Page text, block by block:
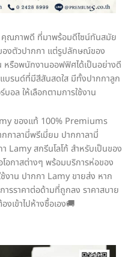
ภาพดี ที่มาพร้อมดีไซน์ทันสมัย
งตัวปากกา แต่รูปลักษณ์ของ
หรือพนักงานออฟฟิศได้เป็นอย่างดี
บรนด์ที่มีสีสันสดใส มีทั้งปากกาลูก
อล ให้เลือกตามการใช้งาน
ของแท้ 100% Premiums
กาลามี่พรีเมี่ยม ปากกาลามี่
Lamy สกรีนโลโก้ สำหรับเป็นของ
อกาสต่างๆ พร้อมบริการห่อของ
าน ปากกา Lamy ขายส่ง หาก
รราคาต่อด้ามที่ถูกลง ราคาสบาย
เข้าไปห้างซื้อเอง🚚